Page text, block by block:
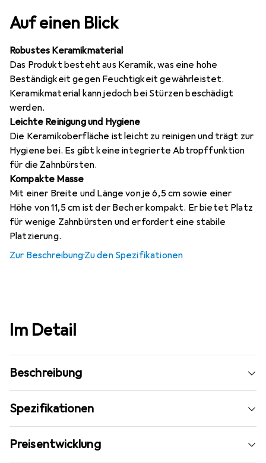
Auf einen Blick
Robustes Keramikmaterial
Das Produkt besteht aus Keramik, was eine hohe
Beständigkeit gegen Feuchtigkeit gewährleistet.
Keramikmaterial kann jedoch bei Stürzen beschädigt
werden.
Leichte Reinigung und Hygiene
Die Keramikoberfläche ist leicht zu reinigen und trägt zur
Hygiene bei. Es gibt keine integrierte Abtropffunktion
für die Zahnbürsten.
Kompakte Masse
Mit einer Breite und Länge von je 6,5 cm sowie einer
Höhe von 11,5 cm ist der Becher kompakt. Er bietet Platz
für wenige Zahnbürsten und erfordert eine stabile
Platzierung.
Zur Beschreibung·Zu den Spezifikationen
Im Detail
Beschreibung
Spezifikationen
Preisentwicklung